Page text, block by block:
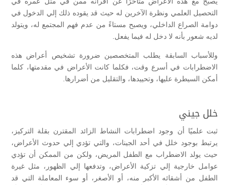
التحصيل العلمي ونظرة الآخرين له حيث قد يقوده ذلك إلي الدخول في
دوامة الصراع الداخلي، ويصبح مستاءً من عدم فهم المجتمع له، ويتولد
لديه شعور بأنه لا دخل له فيما يفعل.
وللأسباب السابقة يطلب المتخصصين ضرورة تشخيص أعراض هذه
الاضطرابات في أسرع وقت، فكلما كانت الأعراض في مقدمتها، كلما
أمكن السيطرة عليها، وتحييدها، والتقليل من أضرارها.
خلل جيني
ثبت علميًا أن وجود اضطرابات النشاط الزائد المقترن بقلة التركيز،
يرتبط بوجود خلل في أحد الجينات، والتي تؤدي إلي حدوث الأعراض،
حيث يولد الاضطراب مع الطفل المريض، ولكن من الممكن أن تؤدي
عوامل خارجية إلي تزكية الأعراض، وتدفعها إلي الظهور، مثل غيرة
الطفل من أشقائه الأكبر منه، أو الأصغر، أو سوء المعاملة التي قد